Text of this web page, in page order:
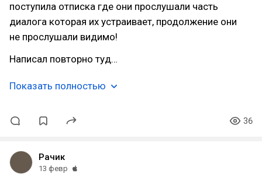
поступила отписка где они прослушали часть
диалога которая их устраивает, продолжение они
не прослушали видимо!
Написал повторно туд…
Показать полностью
36
Рачик
13 февр